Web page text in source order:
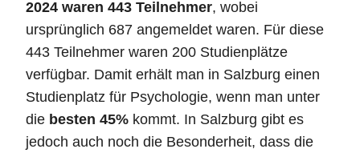
2024 waren 443 Teilnehmer, wobei
ursprünglich 687 angemeldet waren. Für diese
443 Teilnehmer waren 200 Studienplätze
verfügbar. Damit erhält man in Salzburg einen
Studienplatz für Psychologie, wenn man unter
die besten 45% kommt. In Salzburg gibt es
jedoch auch noch die Besonderheit, dass die